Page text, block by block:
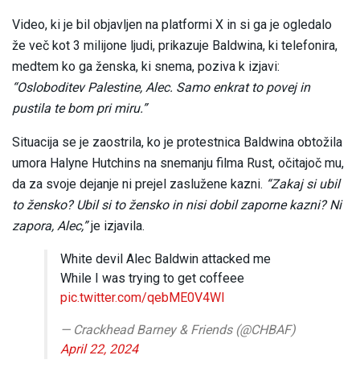
Video, ki je bil objavljen na platformi X in si ga je ogledalo
že več kot 3 milijone ljudi, prikazuje Baldwina, ki telefonira,
medtem ko ga ženska, ki snema, poziva k izjavi:
“Osloboditev Palestine, Alec. Samo enkrat to povej in
pustila te bom pri miru.”
Situacija se je zaostrila, ko je protestnica Baldwina obtožila
umora Halyne Hutchins na snemanju filma Rust, očitajoč mu,
da za svoje dejanje ni prejel zaslužene kazni. “Zakaj si ubil
to žensko? Ubil si to žensko in nisi dobil zaporne kazni? Ni
zapora, Alec,”je izjavila.
White devil Alec Baldwin attacked me
While I was trying to get coffeee
pic.twitter.com/qebME0V4Wl
— Crackhead Barney & Friends (@CHBAF)
April 22, 2024